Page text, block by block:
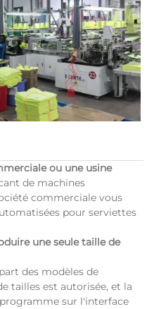
ou une usine
de machines
commerciale vous
pour serviettes
une seule taille de
des modèles de
tailles est autorisée, et la
sur l'interface